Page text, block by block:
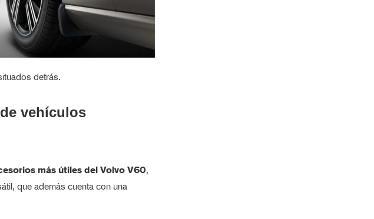
detrás.
vehículos
más útiles del Volvo V60,
que además cuenta con una